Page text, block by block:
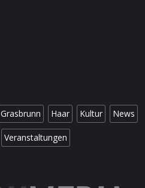
Grasbrunn Haar Kultur News
Veranstaltungen